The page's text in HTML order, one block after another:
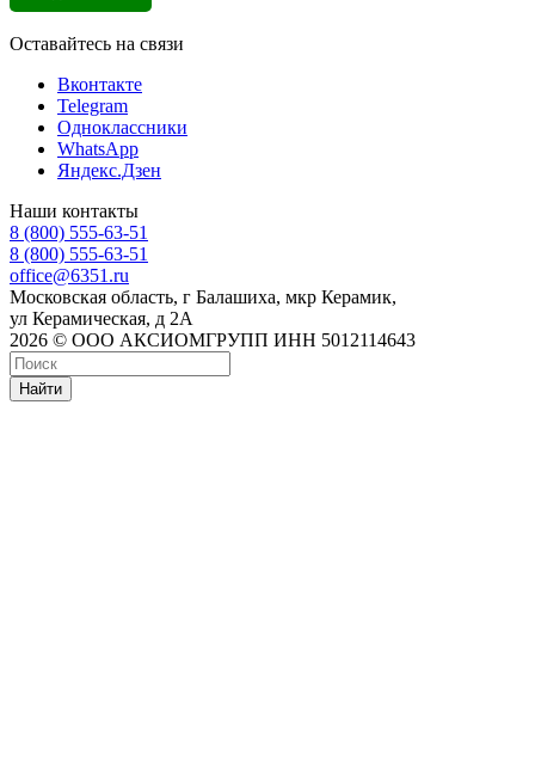
Оставайтесь на связи
Вконтакте
Telegram
Одноклассники
WhatsApp
Яндекс.Дзен
Наши контакты
8 (800) 555-63-51
8 (800) 555-63-51
office@6351.ru
Московская область, г Балашиха, мкр Керамик,
ул Керамическая, д 2А
2026 © ООО АКСИОМГРУПП ИНН 5012114643
Найти